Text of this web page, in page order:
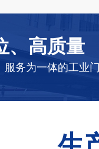
、高质量
务为一体的工业